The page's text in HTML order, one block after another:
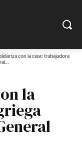
con la clase trabajadora
la